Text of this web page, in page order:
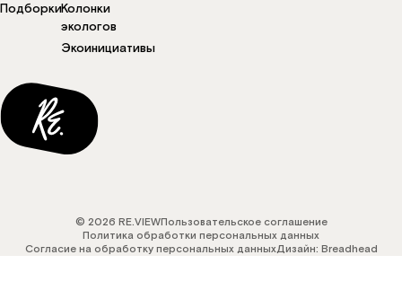
ПодборкиКолонки
экологов
Экоинициативы
© 2026 RE.VIEWПользовательское соглашение
Политика обработки персональных данных
Согласие на обработку персональных данныхДизайн: Breadhead